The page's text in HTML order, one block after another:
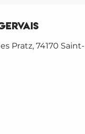
Pratz, 74170 Saint-